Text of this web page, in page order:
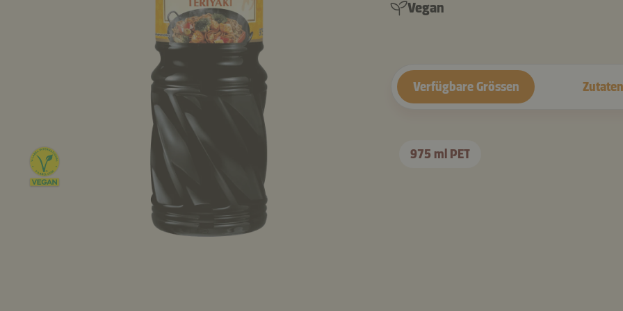
Vegan
Verfügbare Grössen Zutaten
975 ml PET